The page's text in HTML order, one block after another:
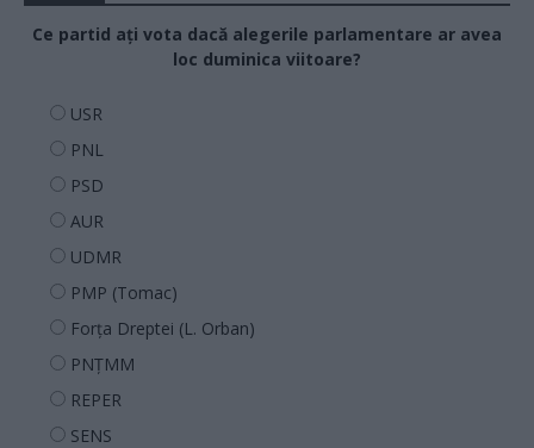
Ce partid ați vota dacă alegerile parlamentare ar avea
loc duminica viitoare?
USR
PNL
PSD
AUR
UDMR
PMP (Tomac)
Forța Dreptei (L. Orban)
PNȚMM
REPER
SENS